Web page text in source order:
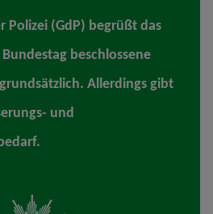
Polizei (GdP) begrüßt das
beschlossene
Allerdings gibt
und